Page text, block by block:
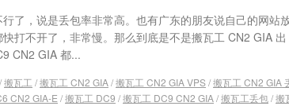
了，说是丢包率非常高。也有广东的朋友说自己的网站
打不开了，非常慢。那么到底是不是搬瓦工 CN2 GIA 出
CN2 GIA 都...
/搬瓦工 /搬瓦工 CN2 GIA/搬瓦工 CN2 GIA VPS/搬瓦工 CN2 GIA
CN2 GIA-E /搬瓦工 DC9 /搬瓦工 DC9 CN2 GIA/搬瓦工丢包/搬